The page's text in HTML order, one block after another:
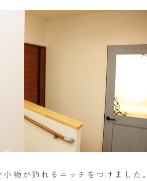
物が飾れるニッチをつけました。